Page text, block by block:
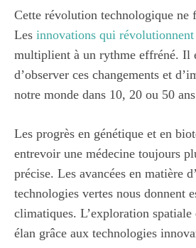
Cette révolution technologique ne
Les innovations qui
multiplient à un rythme effréné. Il
d’observer ces changements et
notre monde dans 10, 20 ou 50
Les progrès en génétique et en
entrevoir une médecine toujours
précise. Les avancées en matière
technologies vertes nous donnent
climatiques. L’exploration
élan grâce aux technologies